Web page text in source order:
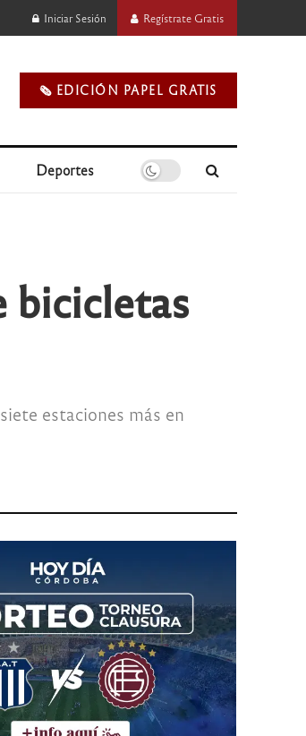
Iniciar Sesión Regístrate Gratis
🗞️ EDICIÓN PAPEL GRATIS
Deportes
bicicletas
estaciones más en